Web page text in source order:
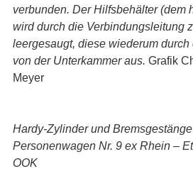
verbunden. Der Hilfsbehälter (dem
wird durch die Verbindungsleitung
leergesaugt, diese wiederum
von der Unterkammer aus. Grafik
Meyer
Hardy-Zylinder und
Personenwagen Nr. 9 ex Rhein –
OOK